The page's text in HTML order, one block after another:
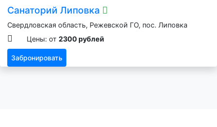
Санаторий Липовка
Свердловская область, Режевской ГО, пос. Липовка
Цены: от 2300 рублей
Забронировать